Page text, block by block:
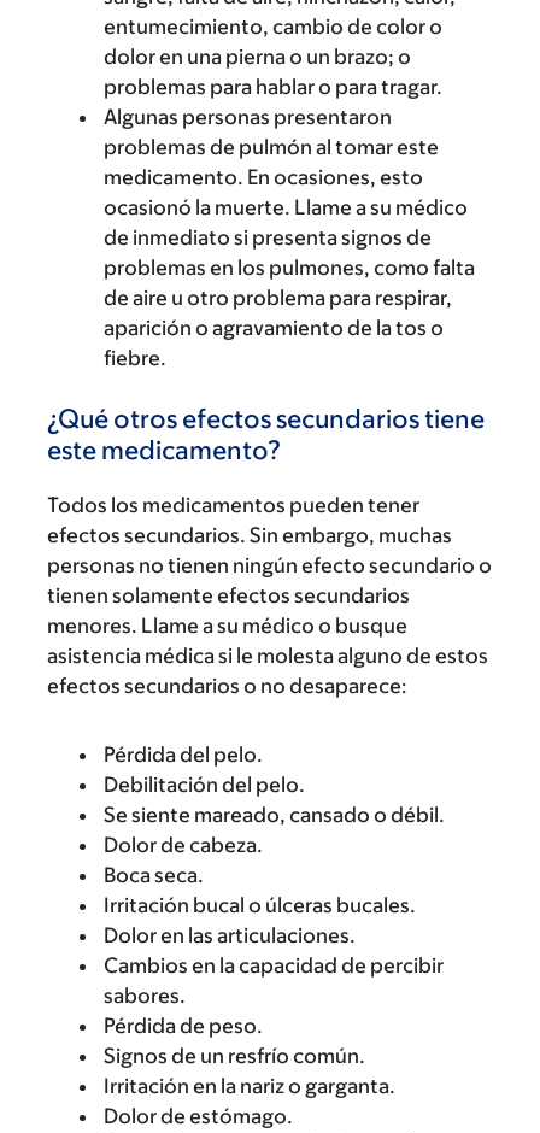
entumecimiento, cambio de color o
dolor en una pierna o un brazo; o
problemas para hablar o para tragar.
Algunas personas presentaron
problemas de pulmón al tomar este
medicamento. En ocasiones, esto
ocasionó la muerte. Llame a su médico
de inmediato si presenta signos de
problemas en los pulmones, como falta
de aire u otro problema para respirar,
aparición o agravamiento de la tos o
fiebre.
¿Qué otros efectos secundarios tiene
este medicamento?
Todos los medicamentos pueden tener
efectos secundarios. Sin embargo, muchas
personas no tienen ningún efecto secundario o
tienen solamente efectos secundarios
menores. Llame a su médico o busque
asistencia médica si le molesta alguno de estos
efectos secundarios o no desaparece:
Pérdida del pelo.
Debilitación del pelo.
Se siente mareado, cansado o débil.
Dolor de cabeza.
Boca seca.
Irritación bucal o úlceras bucales.
Dolor en las articulaciones.
Cambios en la capacidad de percibir
sabores.
Pérdida de peso.
Signos de un resfrío común.
Irritación en la nariz o garganta.
Dolor de estómago.